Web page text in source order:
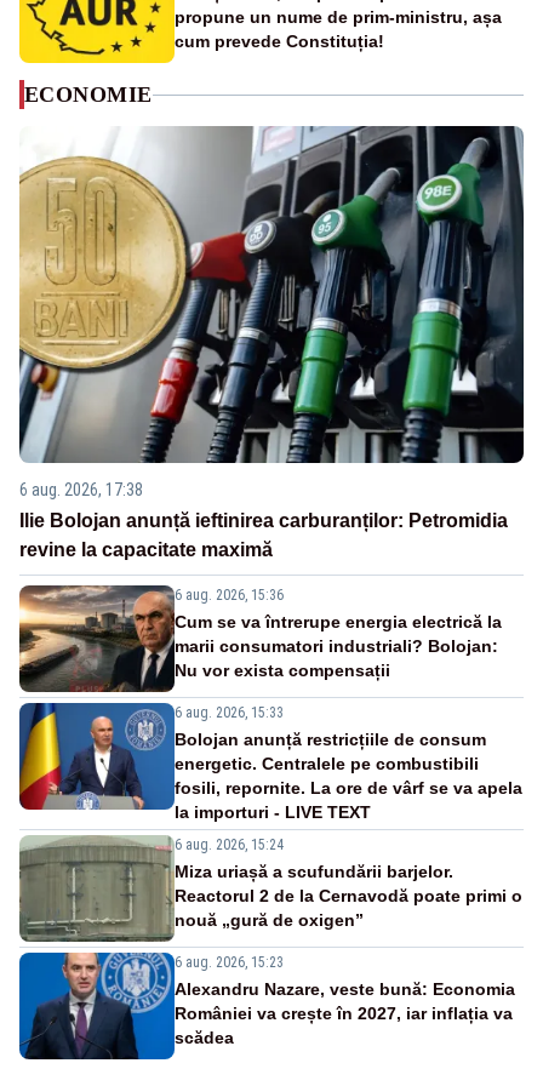
propune un nume de prim-ministru, așa
cum prevede Constituția!
ECONOMIE
6 aug. 2026, 17:38
Ilie Bolojan anunță ieftinirea carburanților: Petromidia
revine la capacitate maximă
6 aug. 2026, 15:36
Cum se va întrerupe energia electrică la
marii consumatori industriali? Bolojan:
Nu vor exista compensații
6 aug. 2026, 15:33
Bolojan anunță restricțiile de consum
energetic. Centralele pe combustibili
fosili, repornite. La ore de vârf se va apela
la importuri - LIVE TEXT
6 aug. 2026, 15:24
Miza uriașă a scufundării barjelor.
Reactorul 2 de la Cernavodă poate primi o
nouă „gură de oxigen”
6 aug. 2026, 15:23
Alexandru Nazare, veste bună: Economia
României va crește în 2027, iar inflația va
scădea